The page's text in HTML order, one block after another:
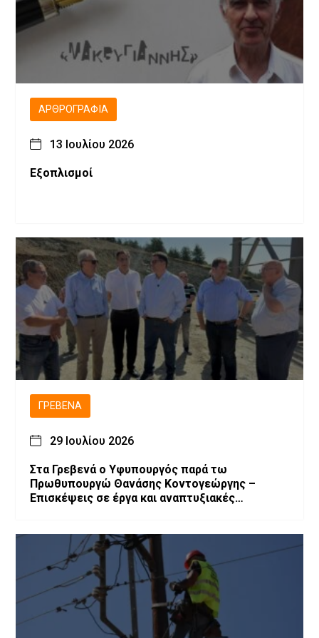
ΑΡΘΡΟΓΡΑΦΊΑ
13 Ιουλίου 2026
Εξοπλισμοί
ΓΡΕΒΕΝΆ
29 Ιουλίου 2026
Στα Γρεβενά ο Υφυπουργός παρά τω
Πρωθυπουργώ Θανάσης Κοντογεώργης –
Επισκέψεις σε έργα και αναπτυξιακές